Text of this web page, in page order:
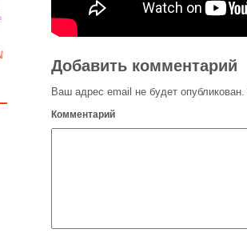
Добавить комментарий
Ваш адрес email не будет опубликован.
Комментарий